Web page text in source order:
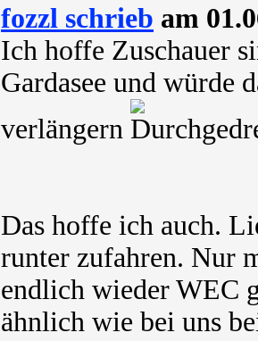
fozzl schrieb am
Ich hoffe Zuschauer
Gardasee und würde
verlängern
Das hoffe ich auch.
runter zufahren. Nur
endlich wieder WEC
ähnlich wie bei uns